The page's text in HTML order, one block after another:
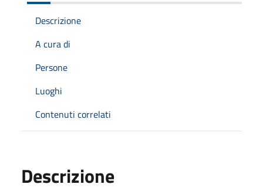
Descrizione
A cura di
Persone
Luoghi
Contenuti correlati
Descrizione